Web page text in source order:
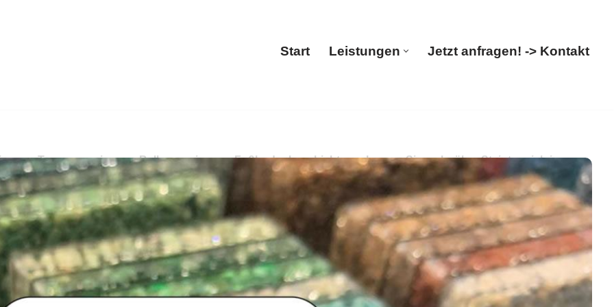
Start Leistungen Jetzt anfragen! -> Kontakt
Treppensanierung, Balkonsanierung, Fußbodenbeschichtung. Lernen Sie mehr über Steinteppich in
Treppensanierung, Terrassensanierung, Fußbodenbeschichtung. Ihre Suche endet hier: ✓Steinteppich,
und ✓Fußbodenbeschichtung für 53919 Weilerswist.
PayKIES, Ihr Boden-Verleger. Wir sind an Ihrer